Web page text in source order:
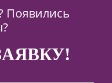
Появились